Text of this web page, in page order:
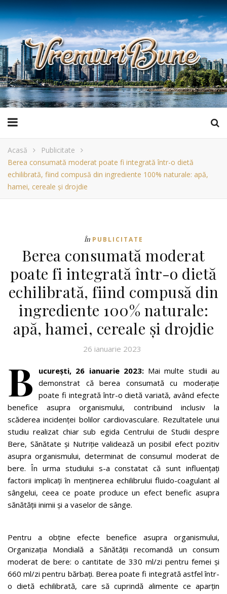
Acasă
Publicitate
Berea consumată moderat poate fi integrată într-o dietă
echilibrată, fiind compusă din ingrediente 100% naturale: apă,
hamei, cereale și drojdie
În PUBLICITATE
Berea consumată moderat
poate fi integrată într-o dietă
echilibrată, fiind compusă din
ingrediente 100% naturale:
apă, hamei, cereale și drojdie
26 ianuarie 2023
B ucurești, 26 ianuarie 2023: Mai multe studii au
demonstrat că berea consumată cu moderație
poate fi integrată într-o dietă variată, având efecte
benefice asupra organismului, contribuind inclusiv la
scăderea incidenței bolilor cardiovasculare. Rezultatele unui
studiu realizat chiar sub egida Centrului de Studii despre
Bere, Sănătate și Nutriție validează un posibil efect pozitiv
asupra organismului, determinat de consumul moderat de
bere. În urma studiului s-a constatat că sunt influențați
factorii implicați în menținerea echilibrului fluido-coagulant al
sângelui, ceea ce poate produce un efect benefic asupra
sănătății inimii și a vaselor de sânge.
Pentru a obține efecte benefice asupra organismului,
Organizația Mondială a Sănătății recomandă un consum
moderat de bere: o cantitate de 330 ml/zi pentru femei și
660 ml/zi pentru bărbați. Berea poate fi integrată astfel într-
o dietă echilibrată, care să cuprindă alimente ce aparțin